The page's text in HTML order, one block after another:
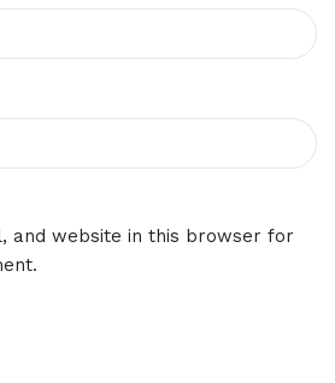
and website in this browser for